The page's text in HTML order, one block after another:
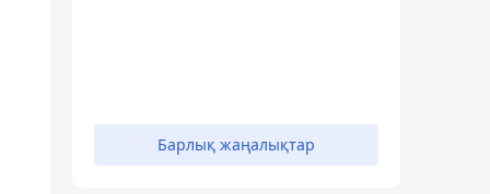
Барлық жаңалықтар